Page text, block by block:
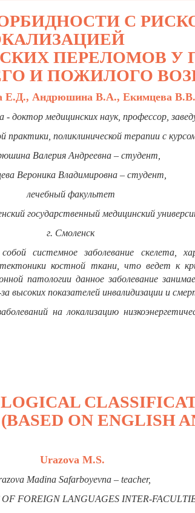
С
ПЕРЕЛОМОВ У
И ПОЖИЛОГО
Е.Д., Андрюшина В.А., Екимцева В.В.
- доктор медицинских наук, профессор,
практики, поликлинической терапии с
Валерия Андреевна – студент,
Вероника Владимировна – студент,
лечебный факультет
государственный медицинский
г. Смоленск
системное заболевание скелета,
костной ткани, что ведет к
патологии данное заболевание
высоких показателей инвалидизации и
на локализацию
ON ENGLISH
Urazova M.S.
Madina Safarboyevna – teacher,
FOREIGN LANGUAGES INTER-